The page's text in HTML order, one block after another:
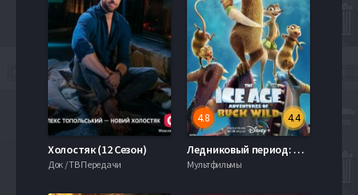
Холостяк (12 Сезон)
Док / ТВ Передачи
4.4
4.8
Ледниковый период: Приключения Бака (2022)
Мультфильмы